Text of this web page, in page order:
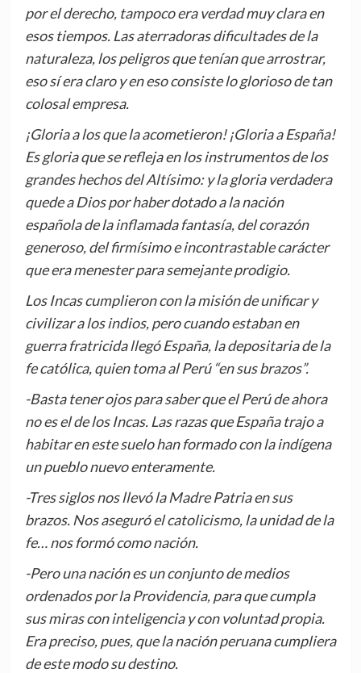
por el derecho, tampoco era verdad muy clara en
esos tiempos. Las aterradoras dificultades de la
naturaleza, los peligros que tenían que arrostrar,
eso sí era claro y en eso consiste lo glorioso de tan
colosal empresa.
¡Gloria a los que la acometieron! ¡Gloria a España!
Es gloria que se refleja en los instrumentos de los
grandes hechos del Altísimo: y la gloria verdadera
quede a Dios por haber dotado a la nación
española de la inflamada fantasía, del corazón
generoso, del firmísimo e incontrastable carácter
que era menester para semejante prodigio.
Los Incas cumplieron con la misión de unificar y
civilizar a los indios, pero cuando estaban en
guerra fratricida llegó España, la depositaria de la
fe católica, quien toma al Perú “en sus brazos”.
-Basta tener ojos para saber que el Perú de ahora
no es el de los Incas. Las razas que España trajo a
habitar en este suelo han formado con la indígena
un pueblo nuevo enteramente.
-Tres siglos nos llevó la Madre Patria en sus
brazos. Nos aseguró el catolicismo, la unidad de la
fe… nos formó como nación.
-Pero una nación es un conjunto de medios
ordenados por la Providencia, para que cumpla
sus miras con inteligencia y con voluntad propia.
Era preciso, pues, que la nación peruana cumpliera
de este modo su destino.